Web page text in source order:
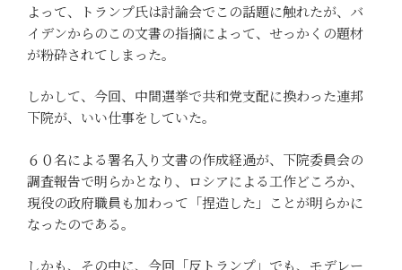
よって、トランプ氏は討論会でこの話題に触れたが、バ
イデンからのこの文書の指摘によって、せっかくの題材
が粉砕されてしまった。
しかして、今回、中間選挙で共和党支配に換わった連邦
下院が、いい仕事をしていた。
６０名による署名入り文書の作成経過が、下院委員会の
調査報告で明らかとなり、ロシアによる工作どころか、
現役の政府職員も加わって「捏造した」ことが明らかに
なったのである。
しかも、その中に、今回「反トランプ」でも、モデレー